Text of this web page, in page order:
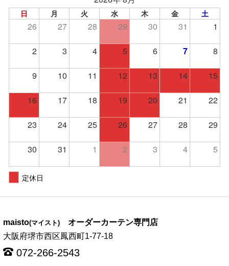
日 月 火 水 木 金 土
26 27 28 29 30 31 1
2 3 4 5 6 7 8
9 10 11 12 13 14 15
16 17 18 19 20 21 22
23 24 25 26 27 28 29
30 31 1 2 3 4 5
定休日
maisto(マイスト) オーダーカーテン専門店
大阪府堺市西区鳳西町1-77-18
072-266-2543